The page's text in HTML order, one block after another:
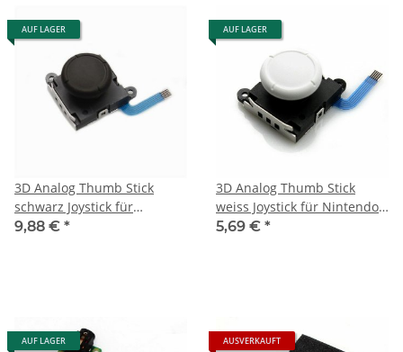
AUF LAGER
3D Analog Thumb Stick
schwarz Joystick für
Nintendo Switch Lite Joy-
9,88 € *
AUF LAGER
3D Analog Thumb Stick
weiss Joystick für Nintendo
Switch Lite Joy-Con
5,69 € *
AUF LAGER AUSVERKAUFT